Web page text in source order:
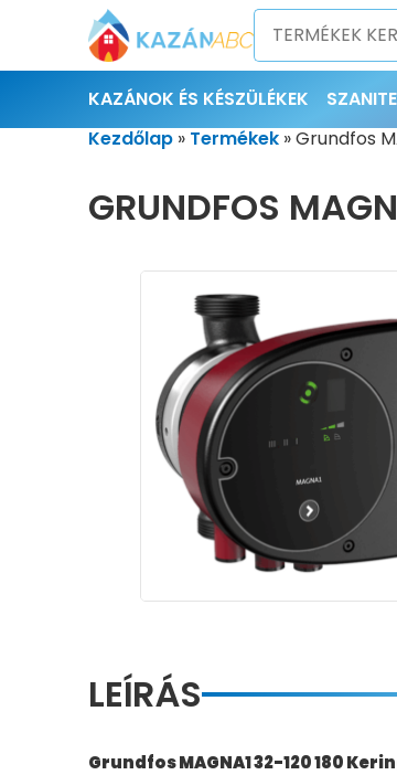
KAZÁNOK ÉS KÉSZÜLÉKEK
Kezdőlap » Termékek »Grundfos
GRUNDFOS
LEÍRÁS
Grundfos MAGNA1 32-120 180